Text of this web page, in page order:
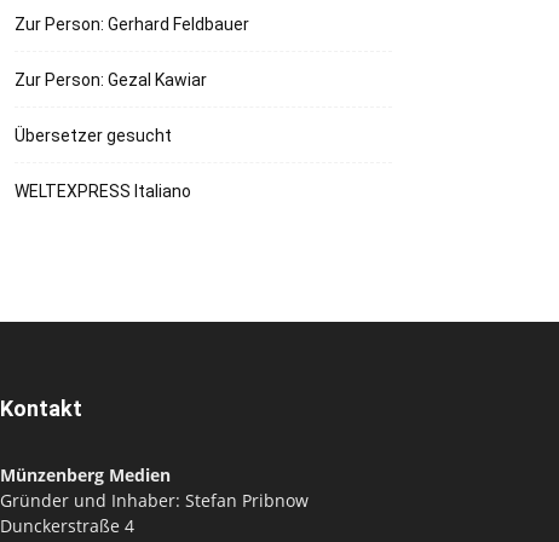
Zur Person: Gerhard Feldbauer
Zur Person: Gezal Kawiar
Übersetzer gesucht
WELTEXPRESS Italiano
Kontakt
Münzenberg Medien
Gründer und Inhaber: Stefan Pribnow
Dunckerstraße 4